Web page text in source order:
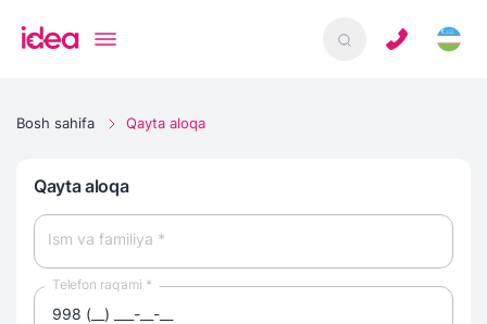
Bosh sahifa Qayta aloqa
Qayta aloqa
Ism va familiya *
Telefon raqami *